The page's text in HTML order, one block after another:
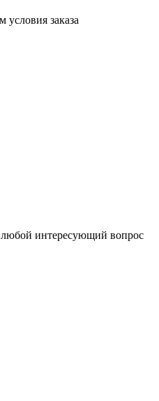
заказа
интересующий вопрос